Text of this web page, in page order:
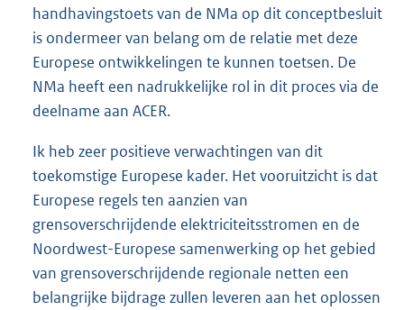
handhavingstoets van de NMa op dit conceptbesluit
is ondermeer van belang om de relatie met deze
Europese ontwikkelingen te kunnen toetsen. De
NMa heeft een nadrukkelijke rol in dit proces via de
deelname aan ACER.
Ik heb zeer positieve verwachtingen van dit
toekomstige Europese kader. Het vooruitzicht is dat
Europese regels ten aanzien van
grensoverschrijdende elektriciteitsstromen en de
Noordwest-Europese samenwerking op het gebied
van grensoverschrijdende regionale netten een
belangrijke bijdrage zullen leveren aan het oplossen